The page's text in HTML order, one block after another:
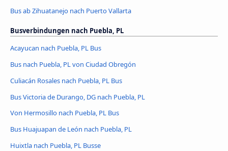
Bus ab Zihuatanejo nach Puerto Vallarta
Busverbindungen nach Puebla, PL
Acayucan nach Puebla, PL Bus
Bus nach Puebla, PL von Ciudad Obregón
Culiacán Rosales nach Puebla, PL Bus
Bus Victoria de Durango, DG nach Puebla, PL
Von Hermosillo nach Puebla, PL Bus
Bus Huajuapan de León nach Puebla, PL
Huixtla nach Puebla, PL Busse